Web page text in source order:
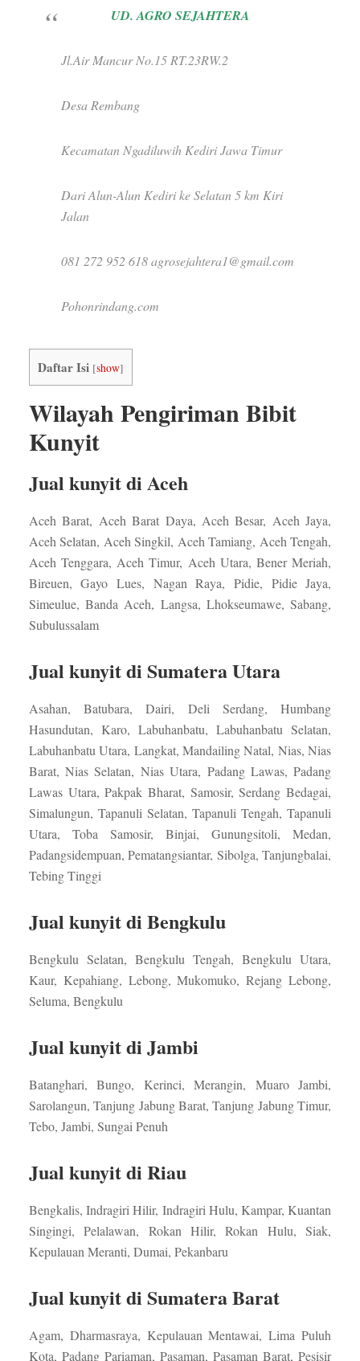
UD. AGRO SEJAHTERA
Jl.Air Mancur No.15 RT.23RW.2
Desa Rembang
Kecamatan Ngadiluwih Kediri Jawa Timur
Dari Alun-Alun Kediri ke Selatan 5 km Kiri
Jalan
081 272 952 618 agrosejahtera1@gmail.com
Pohonrindang.com
Daftar Isi [show]
Wilayah Pengiriman Bibit
Kunyit
Jual kunyit di Aceh
Aceh Barat, Aceh Barat Daya, Aceh Besar, Aceh Jaya,
Aceh Selatan, Aceh Singkil, Aceh Tamiang, Aceh Tengah,
Aceh Tenggara, Aceh Timur, Aceh Utara, Bener Meriah,
Bireuen, Gayo Lues, Nagan Raya, Pidie, Pidie Jaya,
Simeulue, Banda Aceh, Langsa, Lhokseumawe, Sabang,
Subulussalam
Jual kunyit di Sumatera Utara
Asahan, Batubara, Dairi, Deli Serdang, Humbang
Hasundutan, Karo, Labuhanbatu, Labuhanbatu Selatan,
Labuhanbatu Utara, Langkat, Mandailing Natal, Nias, Nias
Barat, Nias Selatan, Nias Utara, Padang Lawas, Padang
Lawas Utara, Pakpak Bharat, Samosir, Serdang Bedagai,
Simalungun, Tapanuli Selatan, Tapanuli Tengah, Tapanuli
Utara, Toba Samosir, Binjai, Gunungsitoli, Medan,
Padangsidempuan, Pematangsiantar, Sibolga, Tanjungbalai,
Tebing Tinggi
Jual kunyit di Bengkulu
Bengkulu Selatan, Bengkulu Tengah, Bengkulu Utara,
Kaur, Kepahiang, Lebong, Mukomuko, Rejang Lebong,
Seluma, Bengkulu
Jual kunyit di Jambi
Batanghari, Bungo, Kerinci, Merangin, Muaro Jambi,
Sarolangun, Tanjung Jabung Barat, Tanjung Jabung Timur,
Tebo, Jambi, Sungai Penuh
Jual kunyit di Riau
Bengkalis, Indragiri Hilir, Indragiri Hulu, Kampar, Kuantan
Singingi, Pelalawan, Rokan Hilir, Rokan Hulu, Siak,
Kepulauan Meranti, Dumai, Pekanbaru
Jual kunyit di Sumatera Barat
Agam, Dharmasraya, Kepulauan Mentawai, Lima Puluh
Kota, Padang Pariaman, Pasaman, Pasaman Barat, Pesisir